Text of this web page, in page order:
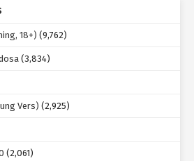
18+) (9,762)
(3,834)
Vers) (2,925)
(2,061)